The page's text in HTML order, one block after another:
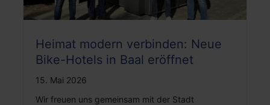
Heimat modern verbinden: Neue
Bike-Hotels in Baal eröffnet
15. Mai 2026
Wir freuen uns gemeinsam mit der Stadt